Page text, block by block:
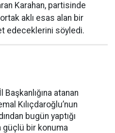
Karahan, partisinde
aklı esas alan bir
edeceklerini söyledi.
Başkanlığına atanan
Kılıçdaroğlu’nun
bugün yaptığı
güçlü bir konuma